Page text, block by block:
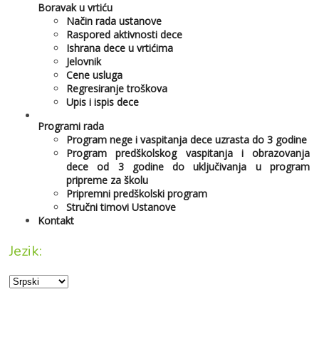
Boravak u vrtiću
Način rada ustanove
Raspored aktivnosti dece
Ishrana dece u vrtićima
Jelovnik
Cene usluga
Regresiranje troškova
Upis i ispis dece
Programi rada
Program nege i vaspitanja dece uzrasta do 3 godine
Program predškolskog vaspitanja i obrazovanja
dece od 3 godine do uključivanja u program
pripreme za školu
Pripremni predškolski program
Stručni timovi Ustanove
Kontakt
Jezik: